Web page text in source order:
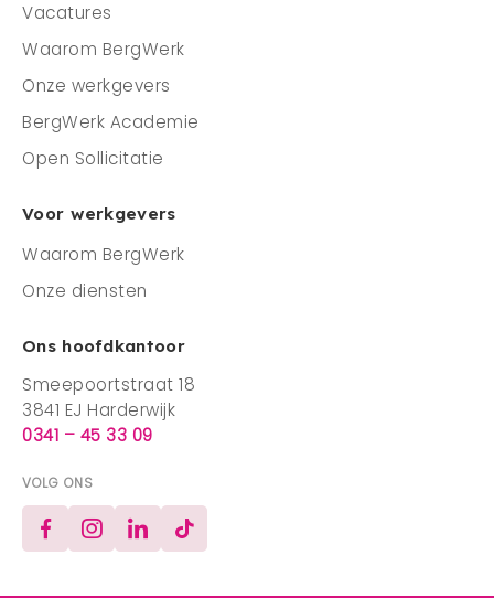
Vacatures
Waarom BergWerk
Onze werkgevers
BergWerk Academie
Open Sollicitatie
Voor werkgevers
Waarom BergWerk
Onze diensten
Ons hoofdkantoor
Smeepoortstraat 18
3841 EJ Harderwijk
0341 – 45 33 09
VOLG ONS
FacebookInstagram
LinkedInTikTok